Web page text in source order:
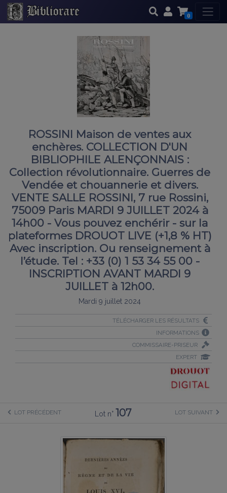
0
ROSSINI Maison de ventes aux
enchères. COLLECTION D'UN
BIBLIOPHILE ALENÇONNAIS :
Collection révolutionnaire. Guerres de
Vendée et chouannerie et divers.
VENTE SALLE ROSSINI, 7 rue Rossini,
75009 Paris MARDI 9 JUILLET 2024 à
14h00 - Vous pouvez enchérir - sur la
plateformes DROUOT LIVE (+1,8 % HT)
Avec inscription. Ou renseignement à
l’étude. Tel : +33 (0) 1 53 34 55 00 -
INSCRIPTION AVANT MARDI 9
JUILLET à 12h00.
Mardi 9 juillet 2024
TÉLÉCHARGER LES RÉSULTATS
INFORMATIONS
COMMISSAIRE-PRISEUR
EXPERT
LOT PRÉCÉDENT Lot n° 107 LOT SUIVANT